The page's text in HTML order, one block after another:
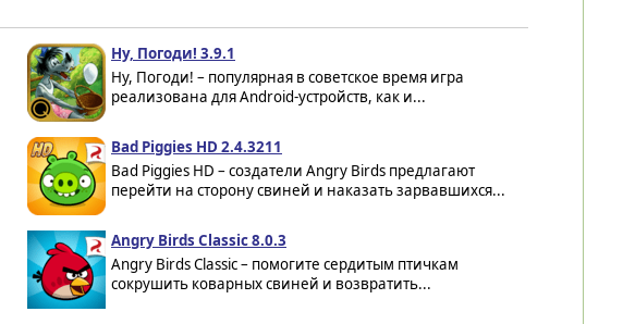
Ну, Погоди! 3.9.1
Ну, Погоди! – популярная в советское время игра
реализована для Android-устройств, как и...
Bad Piggies HD 2.4.3211
Bad Piggies HD – создатели Angry Birds предлагают
перейти на сторону свиней и наказать зарвавшихся...
Angry Birds Classic 8.0.3
Angry Birds Classic – помогите сердитым птичкам
сокрушить коварных свиней и возвратить...